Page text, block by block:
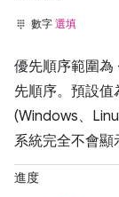
數字 選填
優先順序範圍
先順序。預設值
(Windows、
系統完全不會顯
進度